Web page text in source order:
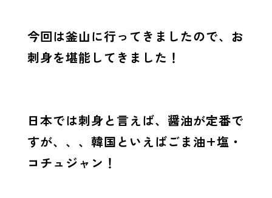
今回は釜山に行ってきましたので、お
刺身を堪能してきました！
日本では刺身と言えば、醤油が定番で
すが、、、韓国といえばごま油+塩・
コチュジャン！